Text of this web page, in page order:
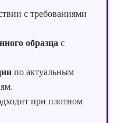
с требованиями
образцас
по актуальным
при плотном